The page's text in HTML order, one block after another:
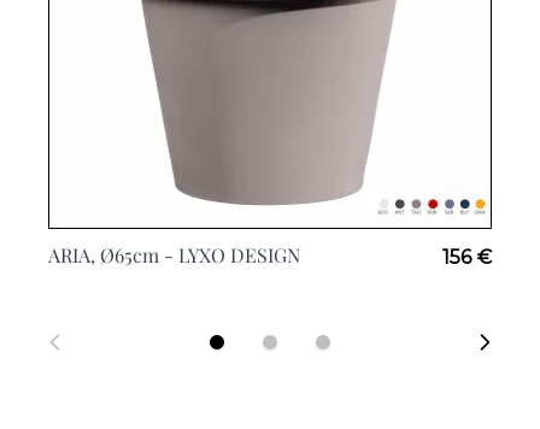
ARIA, Ø65cm - LYXO DESIGN 156 €